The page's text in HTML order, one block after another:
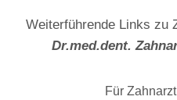
Weiterführende Links zu
Dr.med.dent.
Für Zahnarzt